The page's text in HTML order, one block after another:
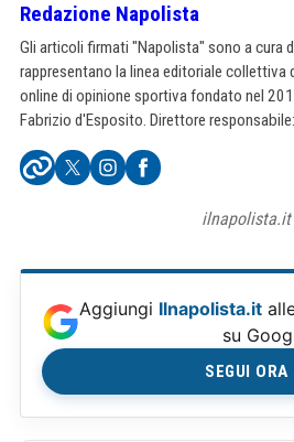
Redazione Napolista
Gli articoli firmati "Napolista" sono a cura
rappresentano la linea editoriale collettiva
online di opinione sportiva fondato nel
Fabrizio d'Esposito. Direttore
Aggiungi Ilnapolista.it
su
SEGUI ORA